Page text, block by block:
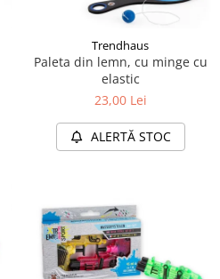
Trendhaus
Paleta din lemn, cu minge cu
elastic
23,00 Lei
ALERTĂ STOC